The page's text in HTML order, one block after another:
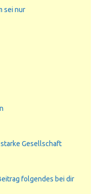
sei nur
Gesellschaft
folgendes bei dir